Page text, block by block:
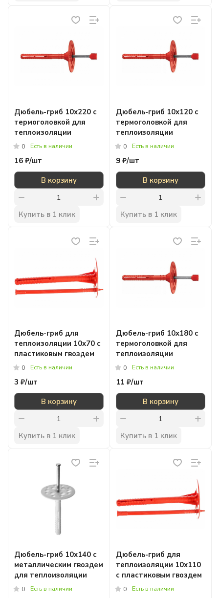
Дюбель-гриб 10x220 с
термоголовкой для
теплоизоляции
0 Есть в наличии
16 ₽/шт
В корзину
Купить в 1 клик
Дюбель-гриб 10x120 с
термоголовкой для
теплоизоляции
0 Есть в наличии
9 ₽/шт
В корзину
Купить в 1 клик
Дюбель-гриб для
теплоизоляции 10x70 с
пластиковым гвоздем
0 Есть в наличии
3 ₽/шт
В корзину
Купить в 1 клик
Дюбель-гриб 10x180 с
термоголовкой для
теплоизоляции
0 Есть в наличии
11 ₽/шт
В корзину
Купить в 1 клик
Дюбель-гриб 10x140 с
металлическим гвоздем
для теплоизоляции
0 Есть в наличии
Дюбель-гриб для
теплоизоляции 10x110
с пластиковым гвоздем
0 Есть в наличии